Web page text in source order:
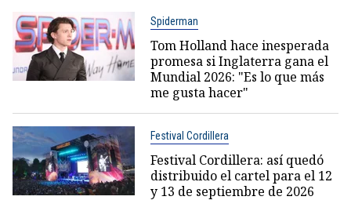
Spiderman
Tom Holland hace inesperada
promesa si Inglaterra gana el
Mundial 2026: "Es lo que más
me gusta hacer"
Festival Cordillera
Festival Cordillera: así quedó
distribuido el cartel para el 12
y 13 de septiembre de 2026